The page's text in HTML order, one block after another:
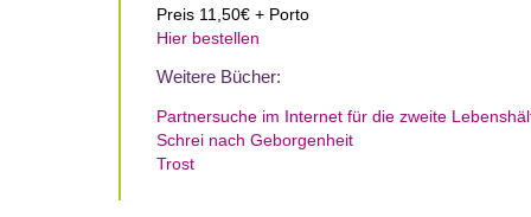
Preis 11,50€ + Porto
Hier bestellen
Weitere Bücher:
Partnersuche im Internet für die zweite
Schrei nach Geborgenheit
Trost